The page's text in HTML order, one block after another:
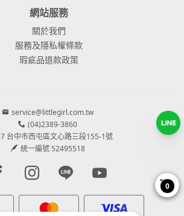
網站服務
關於我們
服務及隱私權條款
瑕疵品退款政策
service@littlegirl.com.tw
(04)2389-3860
台中市西屯區文心路三段155-1號
統一編號 52495518
Facebook page
Instagram page
Line pageYoutube page
0